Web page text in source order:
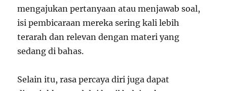
mengajukan pertanyaan atau menjawab soal,
isi pembicaraan mereka sering kali lebih
terarah dan relevan dengan materi yang
sedang di bahas.
Selain itu, rasa percaya diri juga dapat